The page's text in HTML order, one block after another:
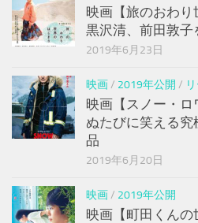
映画【旅のおわ
黒沢清、前田敦子
2019年6月23日
映画/ 2019年公開 /
映画【スノー・
ぬたびに笑える
品
2019年6月20日
映画/ 2019年公開
映画【町田くんの